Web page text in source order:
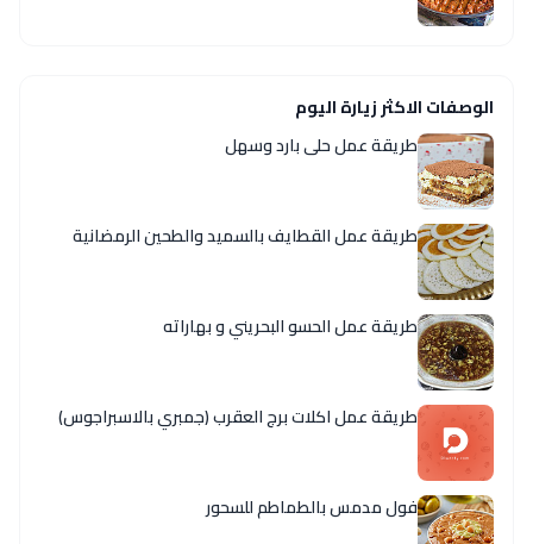
الوصفات الاكثر زيارة اليوم
طريقة عمل حلى بارد وسهل
طريقة عمل القطايف بالسميد والطحين الرمضانية
طريقة عمل الحسو البحريني و بهاراته
طريقة عمل اكلات برج العقرب (جمبري بالاسبراجوس)
فول مدمس بالطماطم للسحور